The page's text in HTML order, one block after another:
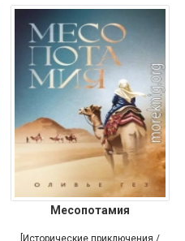
Месопотамия
[Исторические приключения /